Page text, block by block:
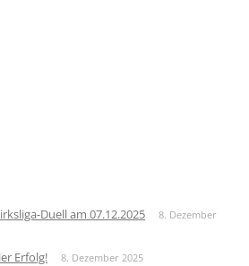
Duell am 07.12.2025
8. Dezember
Erfolg! 8. Dezember 2025